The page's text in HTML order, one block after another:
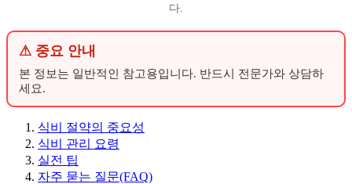
다.
⚠ 중요 안내
본 정보는 일반적인 참고용입니다. 반드시 전문가와 상담하
세요.
식비 절약의 중요성
식비 관리 요령
실전 팁
자주 묻는 질문(FAQ)